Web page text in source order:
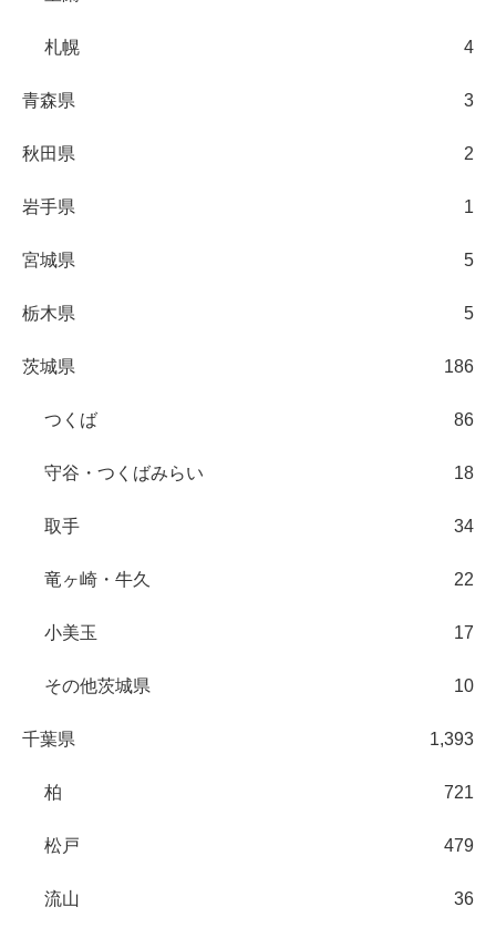
札幌 4
青森県 3
秋田県 2
岩手県 1
宮城県 5
栃木県 5
茨城県 186
つくば 86
守谷・つくばみらい 18
取手 34
竜ヶ崎・牛久 22
小美玉 17
その他茨城県 10
千葉県 1,393
柏 721
松戸 479
流山 36